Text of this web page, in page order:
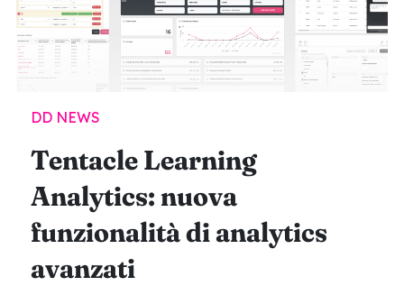
DD NEWS
Tentacle Learning
Analytics: nuova
funzionalità di analytics
avanzati